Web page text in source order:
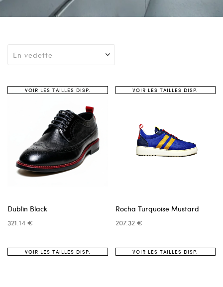
VOIR LES TAILLES DISP.
Dublin Black
321.14 €
VOIR LES TAILLES DISP.
Rocha Turquoise Mustard
207.32 €
VOIR LES TAILLES DISP. VOIR LES TAILLES DISP.